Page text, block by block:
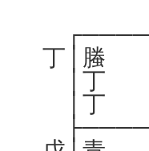
丁│螣
│丁
│丁